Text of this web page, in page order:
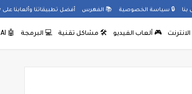
بنا 🔒 سياسة الخصوصية 📚 الفهرس أفضل تطبيقاتنا وألعابنا على Google Play
🎮 ألعاب الفيديو 🛠️ مشاكل تقنية 💻 البرمجة 🤖 AI - ذكاء اصطناعي